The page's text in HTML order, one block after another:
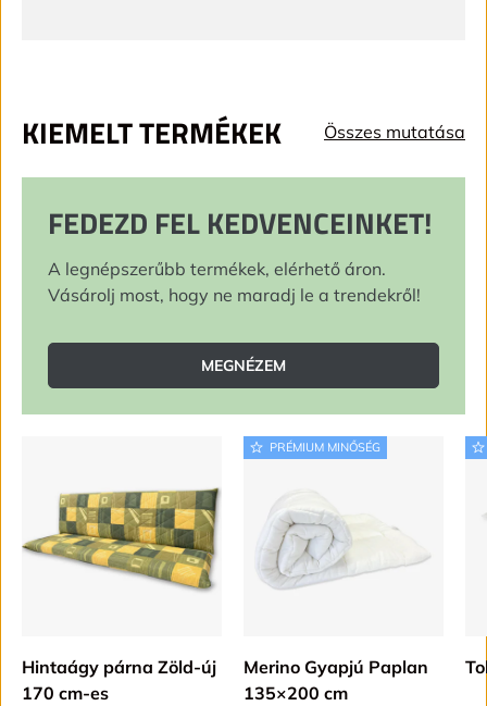
KIEMELT TERMÉKEK Összes mutatása
FEDEZD FEL KEDVENCEINKET!
A legnépszerűbb termékek, elérhető áron.
Vásárolj most, hogy ne maradj le a trendekről!
MEGNÉZEM
Hintaágy párna Zöld-új
170 cm-es
PRÉMIUM MINŐSÉG
Merino Gyapjú Paplan
135×200 cm